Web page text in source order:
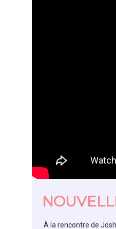
À la rencontre de